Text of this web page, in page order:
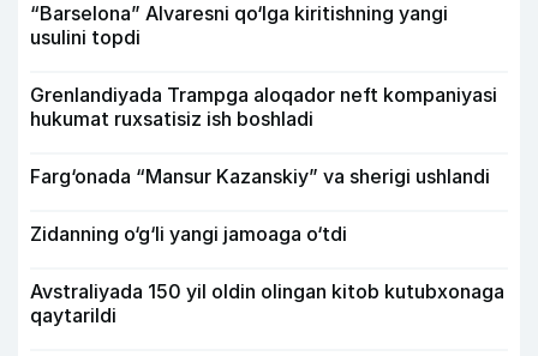
“Barselona” Alvaresni qo‘lga kiritishning yangi
usulini topdi
Grenlandiyada Trampga aloqador neft kompaniyasi
hukumat ruxsatisiz ish boshladi
Farg‘onada “Mansur Kazanskiy” va sherigi ushlandi
Zidanning o‘g‘li yangi jamoaga o‘tdi
Avstraliyada 150 yil oldin olingan kitob kutubxonaga
qaytarildi